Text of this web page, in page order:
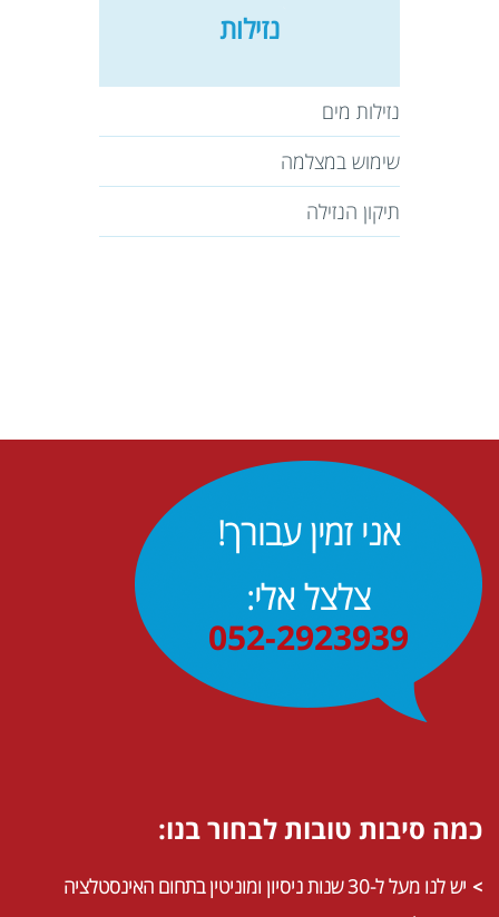
נזילות
נזילות מים
שימוש במצלמה
תיקון הנזילה
אני זמין עבורך!
צלצל אלי:
052-2923939
כמה סיבות טובות לבחור בנו:
יש לנו מעל ל-30 שנות ניסיון ומוניטין בתחום האינסטלציה